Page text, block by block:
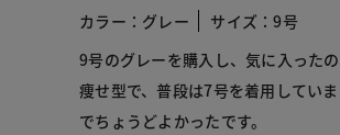
カラー：グレー
サイズ：9号
9号のグレーを購入し、気に入った
痩せ型で、普段は7号を着用してい
でちょうどよかったです。